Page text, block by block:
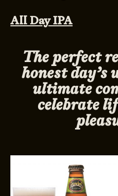
All Day IPA
The perfect
honest day’s
ultimate
celebrate